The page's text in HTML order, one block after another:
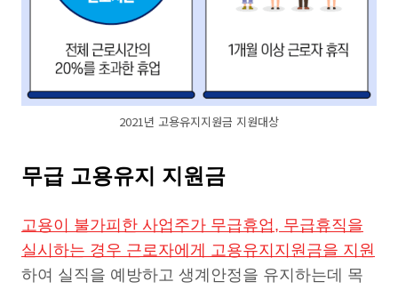
2021년 고용유지지원금 지원대상
무급 고용유지 지원금
고용이 불가피한 사업주가 무급휴업, 무급휴직을
실시하는 경우 근로자에게 고용유지지원금을 지원
하여 실직을 예방하고 생계안정을 유지하는데 목